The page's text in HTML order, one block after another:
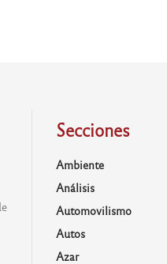
Secciones
Ambiente
Análisis
Automovilismo
Autos
Azar